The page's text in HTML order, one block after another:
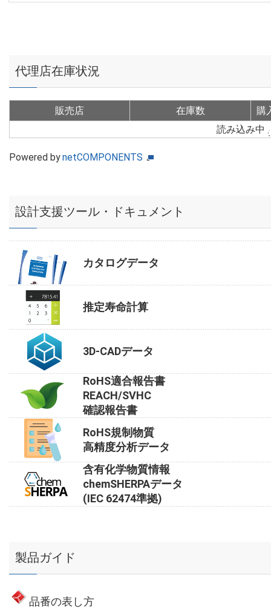
代理店在庫状況
販売店 在庫数
購
読み込み中
Powered bynetCOMPONENTS
設計支援ツール・ドキュメント
カタログデータ
推定寿命計算
3D-CADデータ
RoHS適合報告書
REACH/SVHC
確認報告書
RoHS規制物質
高精度分析データ
含有化学物質情報
chemSHERPAデータ
(IEC 62474準拠)
製品ガイド
品番の表し方